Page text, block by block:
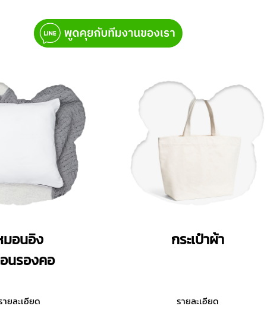
มอนอิง
นรองคอ
ายละเอียด
กระเป๋าผ้า
รายละเอียด